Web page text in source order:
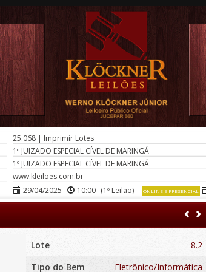
25.068 | Imprimir Lotes
1º JUIZADO ESPECIAL CÍVEL DE MARINGÁ
1º JUIZADO ESPECIAL CÍVEL DE MARINGÁ
www.kleiloes.com.br
29/04/2025 10:00 (1º Leilão) ONLINE E PRESENCIAL
Lote
8.2
Tipo do Bem
Eletrônico/Informática